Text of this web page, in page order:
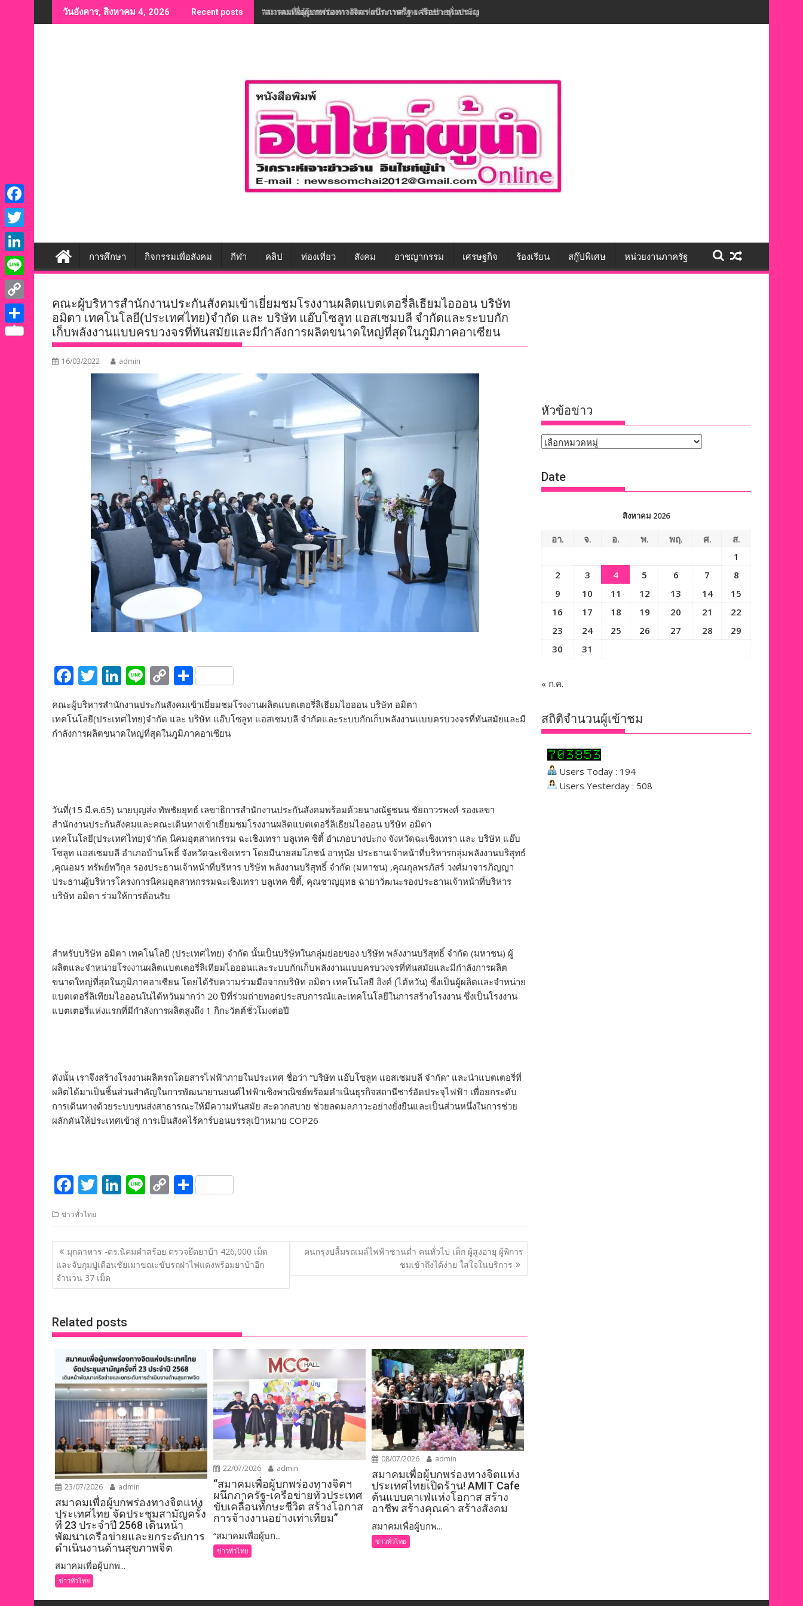
to
วันอังคาร, สิงหาคม 4, 2026 Recent posts “สมาคมเพื่อผู้บกพร่องทางจิตฯ ผนึกภาครัฐ-เครือข่ายทั่วประเทศ ขับเคลื่อนทักษะชีวิต สร้างโอกาสการจ้างงานอย่างเท่าเทียม”
การศึกษา กิจกรรมเพื่อสังคม กีฬา คลิป ท่องเที่ยว สังคม อาชญากรรม เศรษฐกิจ ร้องเรียน สกู๊ปพิเศษ หน่วยงานภาครัฐ
คณะผู้บริหารสำนักงานประกันสังคมเข้าเยี่ยมชมโรงงานผลิตแบตเตอรี่ลิเธียมไอออน บริษัท
อมิตา เทคโนโลยี(ประเทศไทย)จำกัด และ บริษัท แอ๊บโซลูท แอสเซมบลี จำกัดและระบบกัก
เก็บพลังงานแบบครบวงจรที่ทันสมัยและมีกำลังการผลิตขนาดใหญ่ที่สุดในภูมิภาคอาเซียน
16/03/2022 admin
F
ac
e
b
T
w
itt
er
Li
k
e
Li
n
e
C
o
p
y
S
h
ar
e
คณะผู้บริหารสำนักงานประกันสังคมเข้าเยี่ยมชมโรงงานผลิตแบตเตอรี่ลิเธียมไอออน บริษัท อมิตา
เทคโนโลยี(ประเทศไทย)จำกัด และ บริษัท แอ๊บโซลูท แอสเซมบลี จำกัดและระบบกักเก็บพลังงานแบบครบวงจรที่ทันสมัยและมี
กำลังการผลิตขนาดใหญ่ที่สุดในภูมิภาคอาเซียน
วันที่(15 มี.ค.65) นายบุญส่ง ทัพชัยยุทธ์ เลขาธิการสำนักงานประกันสังคมพร้อมด้วยนางณัฐชนน ชัยถาวรพงศ์ รองเลขา
สำนักงานประกันสังคมและคณะเดินทางเข้าเยี่ยมชมโรงงานผลิตแบตเตอรี่ลิเธียมไอออน บริษัท อมิตา
เทคโนโลยี(ประเทศไทย)จำกัด นิคมอุตสาหกรรม ฉะเชิงเทรา บลูเทค ซิตี้ อำเภอบางปะกง จังหวัดฉะเชิงเทรา และ บริษัท แอ๊บ
โซลูท แอสเซมบลี อำเภอบ้านโพธิ์ จังหวัดฉะเชิงเทรา โดยมีนายสมโภชน์ อาหุนัย ประธานเจ้าหน้าที่บริหารกลุ่มพลังงานบริสุทธ์
,คุณอมร ทรัพย์ทวีกุล รองประธานเจ้าหน้าที่บริหาร บริษัท พลังงานบริสุทธิ์ จำกัด (มหาชน) ,คุณกุลพรภัสร์ วงศ์มาจารภิญญา
ประธานผู้บริหารโครงการนิคมอุตสาหกรรมฉะเชิงเทรา บลูเทค ซิตี้, คุณชาญยุทธ ฉายาวัฒนะรองประธานเจ้าหน้าที่บริหาร
บริษัท อมิตา ร่วมให้การต้อนรับ
สำหรับบริษัท อมิตา เทคโนโลยี (ประเทศไทย) จำกัด นั้นเป็นบริษัทในกลุ่มย่อยของ บริษัท พลังงานบริสุทธิ์ จำกัด (มหาชน) ผู้
ผลิตและจำหน่ายโรงงานผลิตแบตเตอรี่ลิเทียมไอออนและระบบกักเก็บพลังงานแบบครบวงจรที่ทันสมัยและมีกำลังการผลิต
ขนาดใหญ่ที่สุดในภูมิภาคอาเซียน โดยได้รับความร่วมมือจากบริษัท อมิตา เทคโนโลยี อิงค์ (ไต้หวัน) ซึ่งเป็นผู้ผลิตและจำหน่าย
แบตเตอรี่ลิเทียมไอออนในไต้หวันมากว่า 20 ปีที่ร่วมถ่ายทอดประสบการณ์และเทคโนโลยีในการสร้างโรงงาน ซึ่งเป็นโรงงาน
แบตเตอรี่แห่งแรกที่มีกำลังการผลิตสูงถึง 1 กิกะวัตต์ชั่วโมงต่อปี
ดังนั้น เราจึงสร้างโรงงานผลิตรถโดยสารไฟฟ้าภายในประเทศ ชื่อว่า “บริษัท แอ๊บโซลูท แอสเซมบลี จำกัด” และนำแบตเตอรี่ที่
ผลิตได้มาเป็นชิ้นส่วนสำคัญในการพัฒนายานยนต์ไฟฟ้าเชิงพาณิชย์พร้อมดำเนินธุรกิจสถานีชาร์อัดประจุไฟฟ้า เพื่อยกระดับ
การเดินทางด้วยระบบขนส่งสาธารณะให้มีความทันสมัย สะดวกสบาย ช่วยลดมลภาวะอย่างยั่งยืนและเป็นส่วนหนึ่งในการช่วย
ผลักดันให้ประเทศเข้าสู่ การเป็นสังคไร้คาร์บอนบรรลุเป้าหมาย COP26
F
ac
e
b
o
o
T
itt
er
Li
k
e
dI
Li
e
C
p
y
Li
S
ar
e
ข่าวทั่วไทย
แนะแนว
เรื่อง
มุกดาหาร -ตร.นิคมคำสร้อย ตรวจยึดยาบ้า 426,000 เม็ด
และจับกุมปู่เดือนชัยเมาขณะขับรถฝ่าไฟแดงพร้อมยาบ้าอีก
จำนวน 37 เม็ด
คนกรุงปลื้มรถเมล์ไฟฟ้าชานต่ำ​ คนทั่วไป​ เด็ก​ ผู้สูงอายุ​​ ผู้พิการ
ชมเข้าถึงได้ง่าย ใส่ใจในบริการ
Related posts
23/07/2026 admin
สมาคมเพื่อผู้บกพร่องทางจิตแห่ง
ประเทศไทย จัดประชุมสามัญครั้ง
ที่ 23 ประจำปี 2568 เดินหน้า
พัฒนาเครือข่ายและยกระดับการ
ดำเนินงานด้านสุขภาพจิต
สมาคมเพื่อผู้บกพ...
ข่าวทั่วไทย
22/07/2026 admin
“สมาคมเพื่อผู้บกพร่องทางจิตฯ
ผนึกภาครัฐ-เครือข่ายทั่วประเทศ
ขับเคลื่อนทักษะชีวิต สร้างโอกาส
การจ้างงานอย่างเท่าเทียม”
“สมาคมเพื่อผู้บก...
ข่าวทั่วไทย
08/07/2026 admin
สมาคมเพื่อผู้บกพร่องทางจิตแห่ง
ประเทศไทยเปิดร้าน! AMIT Cafe
ต้นแบบคาเฟ่แห่งโอกาส สร้าง
อาชีพ สร้างคุณค่า สร้างสังคม
สมาคมเพื่อผู้บกพ...
ข่าวทั่วไทย
หัวข้อข่าว
หัวข้อ
Date
สิงหาคม 2026
อา. จ. อ. พ. พฤ. ศ.
ส.
1
2
3 4 5 6 7
8
9
10 11 12 13 14
15
16
17 18 19 20 21
22
23
24 25 26 27 28
29
30
31
« ก.ค.
สถิติจำนวนผู้เข้าชม
Users Today : 194
Users Yesterday : 508
F
a
c
e
b
o
o
T
w
i
t
e
L
i
n
k
e
L
i
n
C
o
S